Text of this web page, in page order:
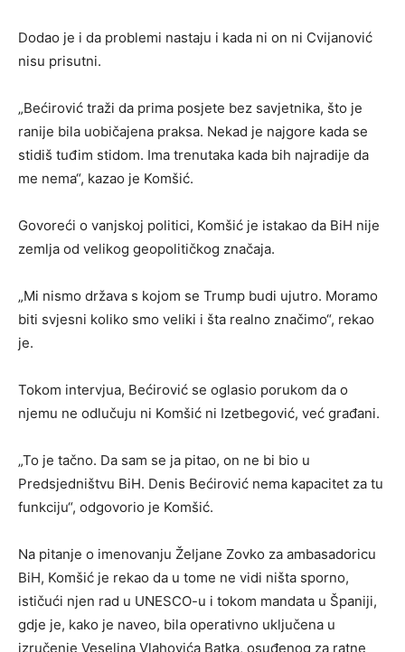
Dodao je i da problemi nastaju i kada ni on ni Cvijanović
nisu prisutni.
„Bećirović traži da prima posjete bez savjetnika, što je
ranije bila uobičajena praksa. Nekad je najgore kada se
stidiš tuđim stidom. Ima trenutaka kada bih najradije da
me nema“, kazao je Komšić.
Govoreći o vanjskoj politici, Komšić je istakao da BiH nije
zemlja od velikog geopolitičkog značaja.
„Mi nismo država s kojom se Trump budi ujutro. Moramo
biti svjesni koliko smo veliki i šta realno značimo“, rekao
je.
Tokom intervjua, Bećirović se oglasio porukom da o
njemu ne odlučuju ni Komšić ni Izetbegović, već građani.
„To je tačno. Da sam se ja pitao, on ne bi bio u
Predsjedništvu BiH. Denis Bećirović nema kapacitet za tu
funkciju“, odgovorio je Komšić.
Na pitanje o imenovanju Željane Zovko za ambasadoricu
BiH, Komšić je rekao da u tome ne vidi ništa sporno,
ističući njen rad u UNESCO-u i tokom mandata u Španiji,
gdje je, kako je naveo, bila operativno uključena u
izručenje Veselina Vlahovića Batka, osuđenog za ratne